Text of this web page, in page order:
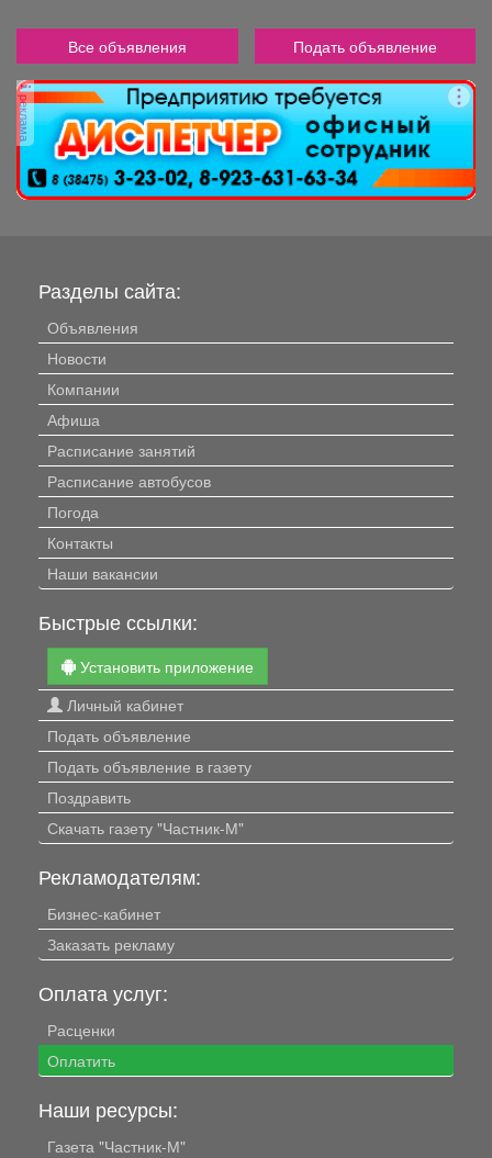
Все объявления Подать объявление
реклама
Разделы сайта:
Объявления
Новости
Компании
Афиша
Расписание занятий
Расписание автобусов
Погода
Контакты
Наши вакансии
Быстрые ссылки:
Установить приложение
Личный кабинет
Подать объявление
Подать объявление в газету
Поздравить
Скачать газету "Частник-М"
Рекламодателям:
Бизнес-кабинет
Заказать рекламу
Оплата услуг:
Расценки
Оплатить
Наши ресурсы:
Газета "Частник-М"